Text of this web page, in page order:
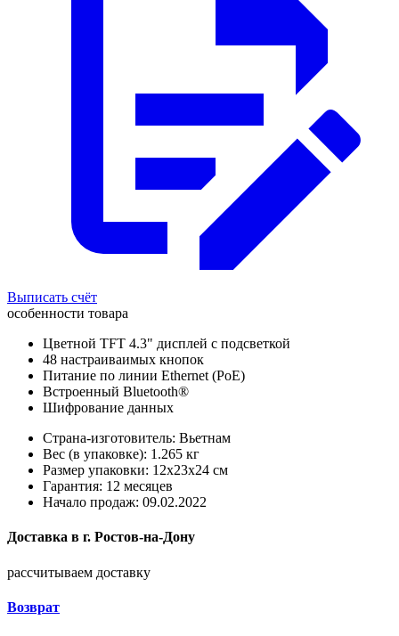
Выписать счёт
особенности товара
Цветной TFT 4.3" дисплей с подсветкой
48 настраиваимых кнопок
Питание по линии Ethernet (PoE)
Встроенный Bluetooth®
Шифрование данных
Страна-изготовитель: Вьетнам
Вес (в упаковке): 1.265 кг
Размер упаковки: 12x23x24 см
Гарантия: 12 месяцев
Начало продаж: 09.02.2022
Доставка в г. Ростов-на-Дону
рассчитываем доставку
Возврат